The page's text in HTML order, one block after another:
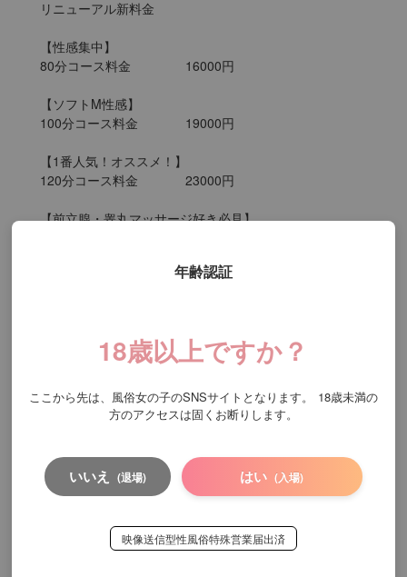
リニューアル新料金
【性感集中】
80分コース料金		16000円
【ソフトM性感】
100分コース料金		19000円
【1番人気！オススメ！】
120分コース料金		23000円
【前立腺・睾丸マッサージ好き必見】
【ソフトタッチ】【睾丸マッサージ】
【前立腺マッサージ】込み！
※デリバリー対応可能
ご予約につきましては1週間前から可能となっております
年齢認証
18歳以上ですか？
ここから先は、風俗女の子のSNSサイトとなります。
18歳未満の
方のアクセスは固くお断りします。
いいえ (退場) はい (入場)
映像送信型性風俗特殊営業届出済